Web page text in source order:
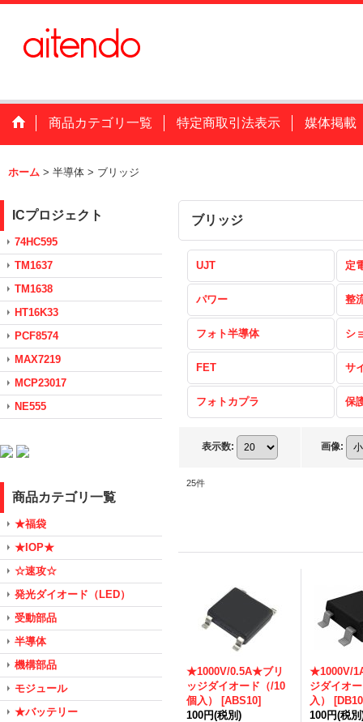
商品カテゴリ一覧 特定商取引法表示 媒体掲載
ホーム > 半導体 > ブリッジ
ICプロジェクト
74HC595
TM1637
TM1638
HT16K33
PCF8574
MAX7219
MCP23017
NE555
商品カテゴリ一覧
★福袋
★IOP★
☆速攻☆
発光ダイオード（LED）
受動部品
半導体
機構部品
モジュール
★バッテリー
ブリッジ
UJT 定
パワー 整
フォト半導体 シ
FET サ
フォトカプラ 保
表示数: 画像:
25件
★1000V/0.5A★ブリ
ッジダイオード（/10
個入）
[ABS10]
100円(税別)
★1000V/
ジダイオ
入）
[
100円(税別